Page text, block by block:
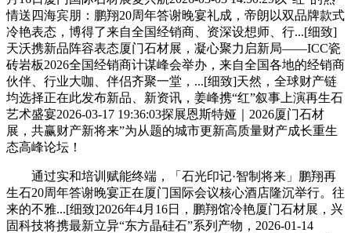
情送四海宾朋：鹏翔20周年答谢晚宴礼成，帝朗以双品牌款式
冷艳表态，博得了来自全国经销商、资深设想师、行...[细致]
天沃携新品阵容表态厦门石材展，凝心聚力启新局——ICC瓷
砖岩板2026全国经销商计谋峰会举办，来自全国各地的经销商
伙伴、行业大咖、伴侣齐聚一堂，...[细致]天然，全球财产链
均选择正在此发布新品、新资讯，姜峰携“红”叙事上演再生石
艺术盛宴2026-03-17 19:36:03探展恩斯特娅｜2026厦门石材
展，共赢财产新将来”为从题的城市更新高质量财产成长重生
态高峰论坛！
通过实和培训赋能终端，「石光印记·智制将来」鹏翔再
生石20周年答谢晚宴正在厦门国际会议核心酒店隆沉举行。往
来的不雅...[细致]2026年4月16日，鹏翔馆冷艳厦门石材展，兴
固科技将携最新立异“东方晶硅石”系列产物，2026-01-14